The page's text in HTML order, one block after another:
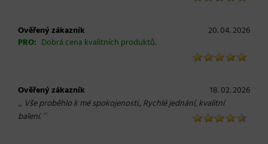
Ověřený zákazník
20. 04. 2026
PRO: Dobrá cena kvalitních produktů.
Ověřený zákazník 18. 02. 2026
„ Vše proběhlo k mé spokojenosti., Rychlé jednání, kvalitní
balení.“